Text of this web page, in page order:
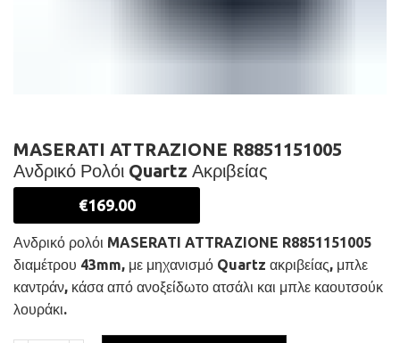
MASERATI ATTRAZIONE R8851151005
Ανδρικό Ρολόι Quartz Ακριβείας
€169.00
Ανδρικό ρολόι MASERATI ATTRAZIONE R8851151005
διαμέτρου 43mm, με μηχανισμό Quartz ακριβείας, μπλε
καντράν, κάσα από ανοξείδωτο ατσάλι και μπλε καουτσούκ
λουράκι.